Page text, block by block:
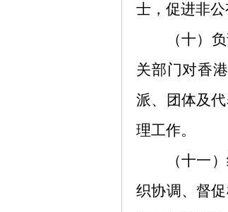
士，促进非
（十）
关部门对香
派、团体及
理工作。
（十一
织协调、督